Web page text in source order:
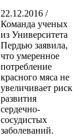
22.12.2016 /
Команда ученых
из Университета
Пердью заявила,
что умеренное
потребление
красного мяса не
увеличивает риск
развития
сердечно-
сосудистых
заболеваний.